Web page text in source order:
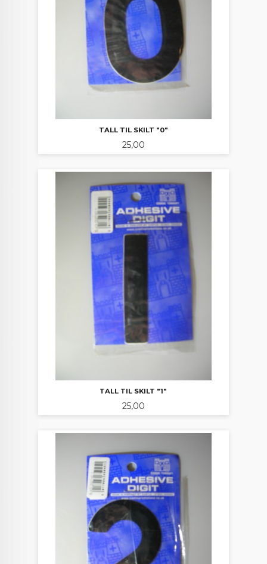
TALL TIL SKILT "0"
Pris
25,00
TALL TIL SKILT "1"
Pris
25,00